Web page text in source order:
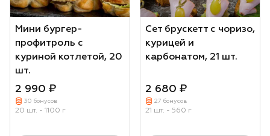
Мини бургер-
профитроль с
куриной котлетой, 20
шт.
2 990 ₽
30 бонусов
20 шт. - 1100 г
Сет брускетт с чоризо,
курицей и
карбонатом, 21 шт.
2 680 ₽
27 бонусов
21 шт. - 560 г